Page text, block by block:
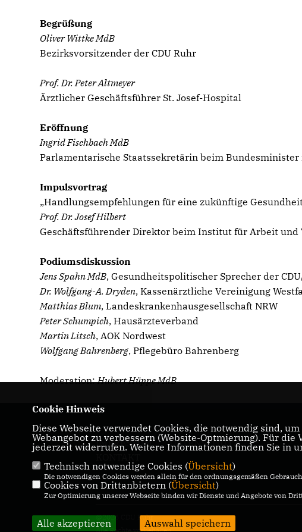
Begrüßung
Oliver Wittke MdB
Bezirksvorsitzender der CDU Ruhr
Prof. Dr. Peter Altmeyer
Ärztlicher Geschäftsführer St. Josef-Hospital
Eröffnung
Ingrid Fischbach MdB
Parlamentarische Staatssekretärin beim
Impulsvortrag
Handlungsempfehlungen für eine zukünftige
Prof. Dr. Josef Hilbert
Geschäftsführender Direktor beim Institut für Arbeit und
Podiumsdiskussion
Jens Spahn MdB, Gesundheitspolitischer Sprecher der
Dr. Wolfgang-A. Dryden, Kassenärztliche Vereinigung
Matthias Blum, Landeskrankenhausgesellschaft NRW
Peter Schumpich, Hausärzteverband
Martin Litsch, AOK Nordwest
Wolfgang Bahrenberg, Pflegebüro Bahrenberg
Moderation:Hubert Hüppe MdB
IMPRESSUM
DATENSCHUTZ
@2026 CDU Ruhr
Alle Rechte vorbehalten.
Cookie Hinweis
Diese Webseite verwendet Cookies, die notwendig sind,
Webangebot zu verbessern (Website-Optmierung). Für
jederzeit widerrufen. Weitere Informationen finden Sie in
Technisch notwendige Cookies (Übersicht)
Die notwendigen Cookies werden allein für den ordnungsgemäßen
Cookies von Drittanbietern (Übersicht)
Zur Optimierung unserer Webseite binden wir Dienste und Angebote von
Alle akzeptieren Auswahl speichern